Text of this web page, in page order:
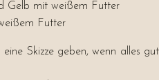
Gelb mit weißem Futter
Futter
Skizze geben, wenn alles gut